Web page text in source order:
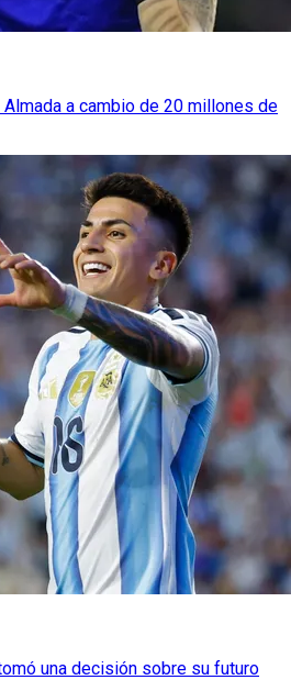
a cambio de 20 millones de
una decisión sobre su futuro